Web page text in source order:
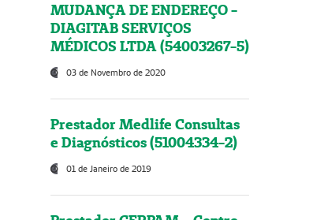
MUDANÇA DE ENDEREÇO -
DIAGITAB SERVIÇOS
MÉDICOS LTDA (54003267-5)
03 de Novembro de 2020
Prestador Medlife Consultas
e Diagnósticos (51004334-2)
01 de Janeiro de 2019